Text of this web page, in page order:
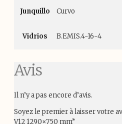
Junquillo Curvo
Vidrios B.EMIS.4-16-4
Avis
Il n’y a pas encore d’avis.
Soyez le premier à laisser votre
V12 1290×750 mm”